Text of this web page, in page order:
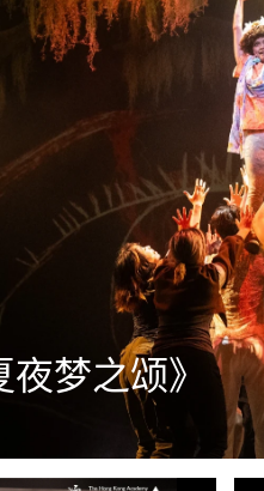
梦之颂》